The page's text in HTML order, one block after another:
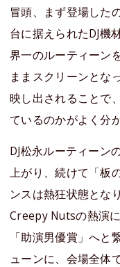
冒頭、まず登場した
台に据えられたDJ機
界一のルーティーン
ままスクリーンとな
映し出されることで
ているのかがよく分か
DJ松永ルーティーン
上がり、続けて「板
ンスは熱狂状態とな
Creepy Nutsの熱演
「助演男優賞」へと
ューンに、会場全体